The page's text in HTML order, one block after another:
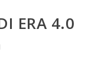
ERA 4.0